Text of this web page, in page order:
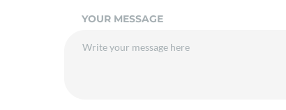
YOUR MESSAGE